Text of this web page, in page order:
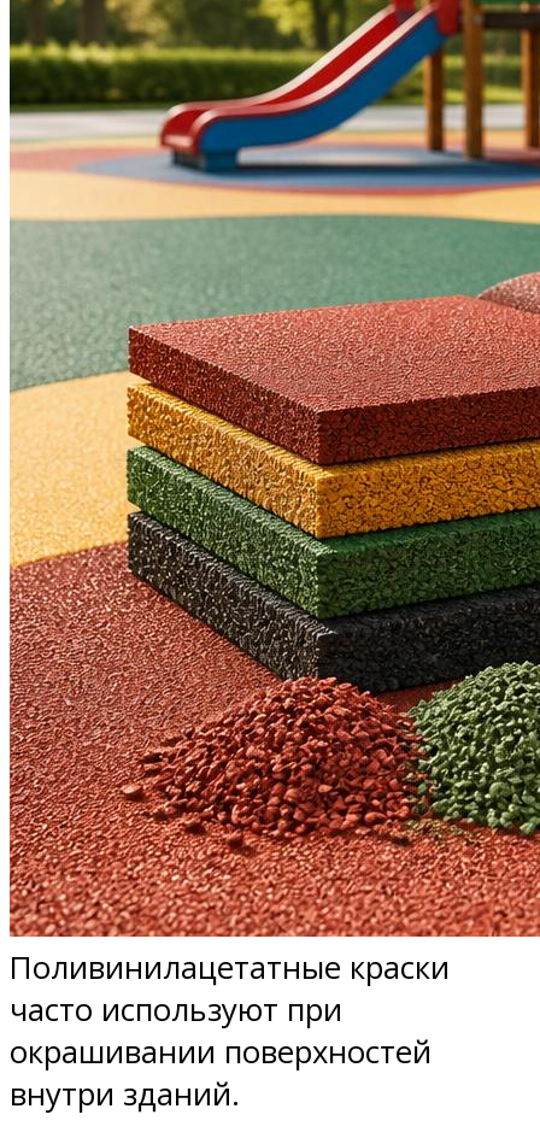
Поливинилацетатные краски
часто используют при
окрашивании поверхностей
внутри зданий.